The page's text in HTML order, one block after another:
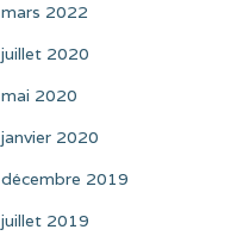
mars 2022
juillet 2020
mai 2020
janvier 2020
décembre 2019
juillet 2019